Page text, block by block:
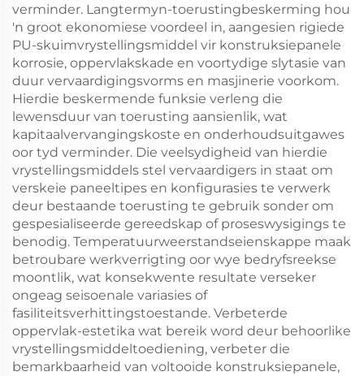
verminder. Langtermyn-toerustingbeskerming hou
'n groot ekonomiese voordeel in, aangesien rigiede
PU-skuimvrystellingsmiddel vir konstruksiepanele
korrosie, oppervlakskade en voortydige slytasie van
duur vervaardigingsvorms en masjinerie voorkom.
Hierdie beskermende funksie verleng die
lewensduur van toerusting aansienlik, wat
kapitaalvervangingskoste en onderhoudsuitgawes
oor tyd verminder. Die veelsydigheid van hierdie
vrystellingsmiddels stel vervaardigers in staat om
verskeie paneeltipes en konfigurasies te verwerk
deur bestaande toerusting te gebruik sonder om
gespesialiseerde gereedskap of proseswysigings te
benodig. Temperatuurweerstandseienskappe maak
betroubare werkverrigting oor wye bedryfsreekse
moontlik, wat konsekwente resultate verseker
ongeag seisoenale variasies of
fasiliteitsverhittingstoestande. Verbeterde
oppervlak-estetika wat bereik word deur behoorlike
vrystellingsmiddeltoediening, verbeter die
bemarkbaarheid van voltooide konstruksiepanele,